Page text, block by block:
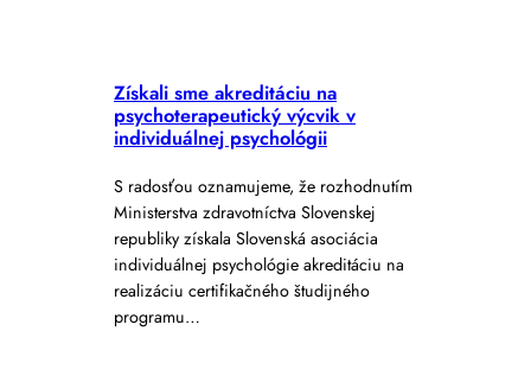
Získali sme akreditáciu na
psychoterapeutický výcvik v
individuálnej psychológii
S radosťou oznamujeme, že rozhodnutím
Ministerstva zdravotníctva Slovenskej
republiky získala Slovenská asociácia
individuálnej psychológie akreditáciu na
realizáciu certifikačného študijného
programu…